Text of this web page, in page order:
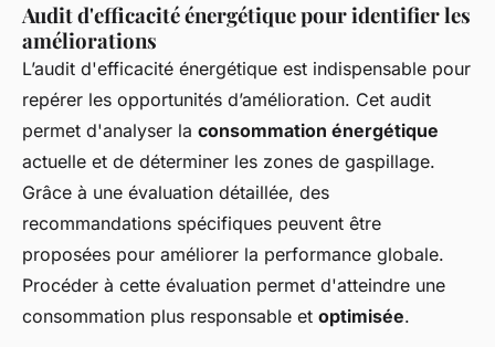
Audit d'efficacité énergétique pour identifier les
améliorations
L’audit d'efficacité énergétique est indispensable pour
repérer les opportunités d’amélioration. Cet audit
permet d'analyser la consommation énergétique
actuelle et de déterminer les zones de gaspillage.
Grâce à une évaluation détaillée, des
recommandations spécifiques peuvent être
proposées pour améliorer la performance globale.
Procéder à cette évaluation permet d'atteindre une
consommation plus responsable et optimisée.